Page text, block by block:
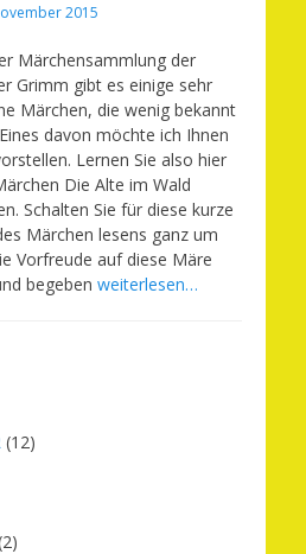
2015
Märchensammlung der
Grimm gibt es einige sehr
Märchen, die wenig bekannt
davon möchte ich Ihnen
Lernen Sie also hier
Die Alte im Wald
Schalten Sie für diese kurze
Märchen lesens ganz um
Vorfreude auf diese Märe
begeben weiterlesen…
(12)